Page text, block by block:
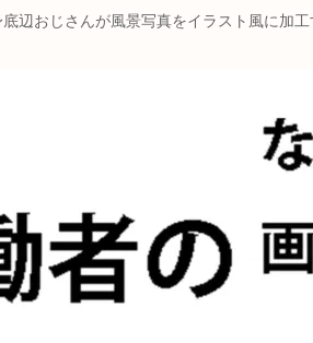
底辺おじさんが風景写真をイラスト風に加